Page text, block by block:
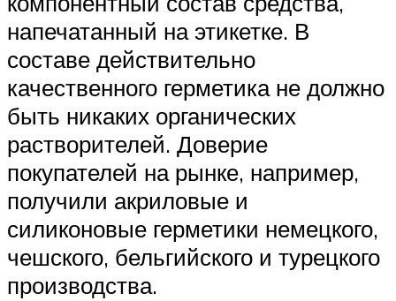
напечатанный на этикетке. В
составе действительно
качественного герметика не должно
быть никаких органических
растворителей. Доверие
покупателей на рынке, например,
получили акриловые и
силиконовые герметики немецкого,
чешского, бельгийского и турецкого
производства.